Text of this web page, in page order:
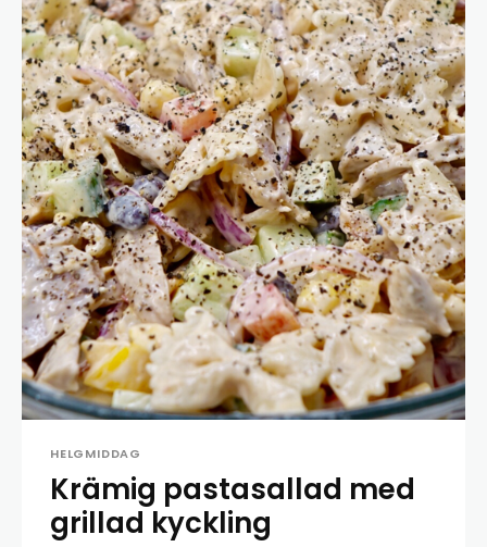
HELGMIDDAG
Krämig pastasallad med
grillad kyckling